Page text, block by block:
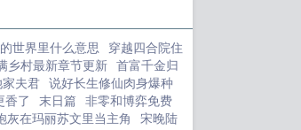
世界里什么意思 穿越四合院住
乡村最新章节更新 首富千金归
夫君 说好长生修仙肉身爆种
香了 末日篇 非零和博弈免费
灰在玛丽苏文里当主角 宋晚陆